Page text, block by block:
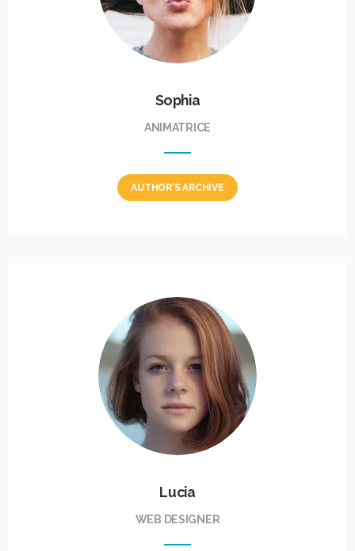
Sophia
ANIMATRICE
AUTHOR'S ARCHIVE
Lucia
WEB DESIGNER